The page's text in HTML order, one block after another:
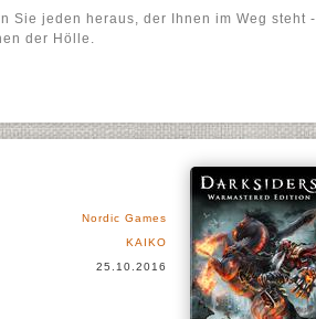
Sie jeden heraus, der Ihnen im Weg steht -
der Hölle.
Nordic Games
KAIKO
25.10.2016